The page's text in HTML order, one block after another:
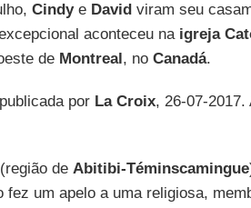
Cindye Davidviram seu
aconteceu na igreja
de Montreal, no Canadá.
por La Croix, 26-07-2017.
de Abitibi-Téminscamingue
um apelo a uma religiosa,